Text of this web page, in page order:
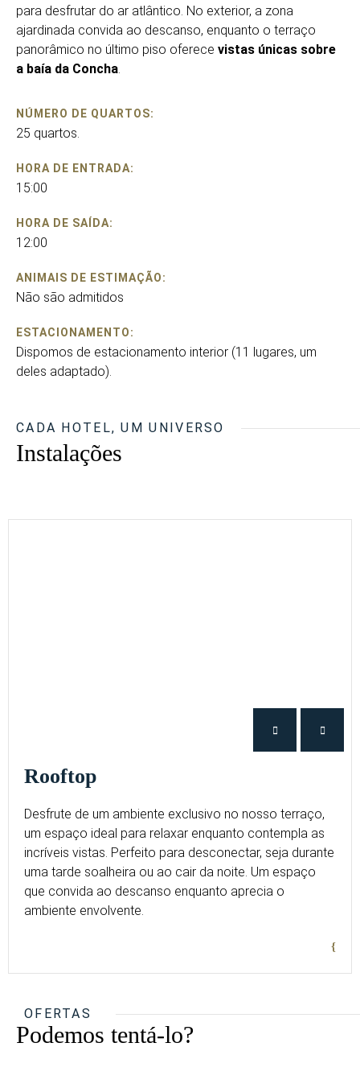
para desfrutar do ar atlântico. No exterior, a zona
ajardinada convida ao descanso, enquanto o terraço
panorâmico no último piso oferece vistas únicas sobre
a baía da Concha.
NÚMERO DE QUARTOS:
25 quartos.
HORA DE ENTRADA:
15:00
HORA DE SAÍDA:
12:00
ANIMAIS DE ESTIMAÇÃO:
Não são admitidos
ESTACIONAMENTO:
Dispomos de estacionamento interior (11 lugares, um
deles adaptado).
CADA HOTEL, UM UNIVERSO
Instalações
Rooftop
Desfrute de um ambiente exclusivo no nosso terraço,
um espaço ideal para relaxar enquanto contempla as
incríveis vistas. Perfeito para desconectar, seja durante
uma tarde soalheira ou ao cair da noite. Um espaço
que convida ao descanso enquanto aprecia o
ambiente envolvente.
OFERTAS
Podemos tentá-lo?